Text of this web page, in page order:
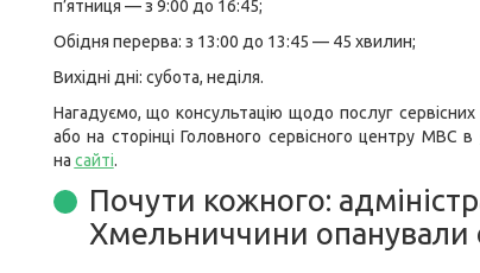
п’ятниця — з 9:00 до 16:45;
Обідня перерва: з 13:00 до 13:45 — 45 хвилин;
Вихідні дні: субота, неділя.
Нагадуємо, що консультацію щодо послуг
або на сторінці Головного сервісного центру МВС в
на сайті.
Почути кожного:
Хмельниччини опанували